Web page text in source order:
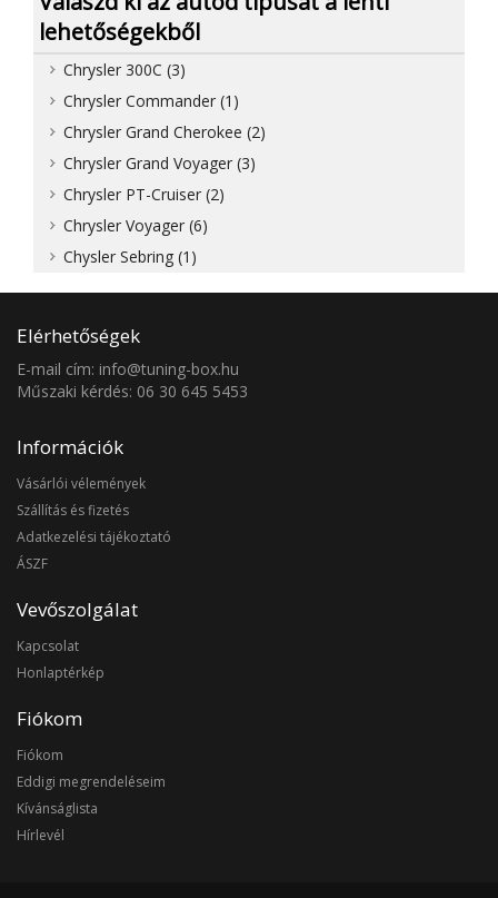
lehetőségekből
Chrysler 300C (3)
Chrysler Commander (1)
Chrysler Grand Cherokee (2)
Chrysler Grand Voyager (3)
Chrysler PT-Cruiser (2)
Chrysler Voyager (6)
Chysler Sebring (1)
Elérhetőségek
E-mail cím: info@tuning-box.hu
Műszaki kérdés: 06 30 645 5453
Információk
Vásárlói vélemények
Szállítás és fizetés
Adatkezelési tájékoztató
ÁSZF
Vevőszolgálat
Kapcsolat
Honlaptérkép
Fiókom
Fiókom
Eddigi megrendeléseim
Kívánságlista
Hírlevél